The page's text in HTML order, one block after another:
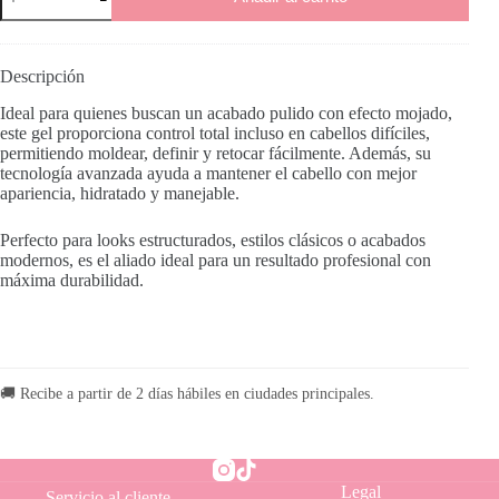
Man
cantidad
Descripción
Ideal para quienes buscan un acabado pulido con efecto mojado,
este gel proporciona control total incluso en cabellos difíciles,
permitiendo moldear, definir y retocar fácilmente. Además, su
tecnología avanzada ayuda a mantener el cabello con mejor
apariencia, hidratado y manejable.
Perfecto para looks estructurados, estilos clásicos o acabados
modernos, es el aliado ideal para un resultado profesional con
máxima durabilidad.
🚚 Recibe a partir de 2 días hábiles en ciudades principales.
Legal